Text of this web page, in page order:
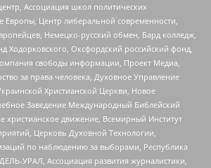
Ассоциация школ политических
Европы, Центр либеральной современности,
Немецко-русский обмен, Бард колледж,
Ходорковского, Оксфордский российский фонд,
свободы информации, Проект Медиа,
за права человека, Духовное Управление
Христианской Церкви, Новое
Заведение Международный Библейский
христианское движение, Всемирный Институт
Церковь Духовной Технологии,
по наблюдению за выборами, Республика
УРАЛ, Ассоциация развития журналистики,